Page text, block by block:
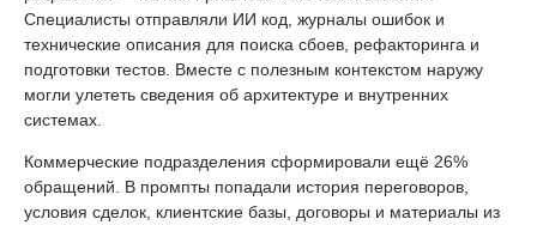
Специалисты отправляли ИИ код, журналы ошибок и
технические описания для поиска сбоев, рефакторинга и
подготовки тестов. Вместе с полезным контекстом наружу
могли улететь сведения об архитектуре и внутренних
системах.
Коммерческие подразделения сформировали ещё 26%
обращений. В промпты попадали история переговоров,
условия сделок, клиентские базы, договоры и материалы из